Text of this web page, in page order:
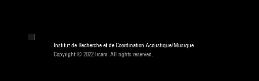
Institut de Recherche et de Coordination Acoustique/Musique
Copyright © 2022 Ircam. All rights reserved.